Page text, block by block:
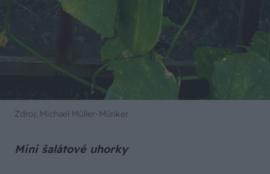
Zdroj: Michael Müller-Münker
Mini šalátové uhorky